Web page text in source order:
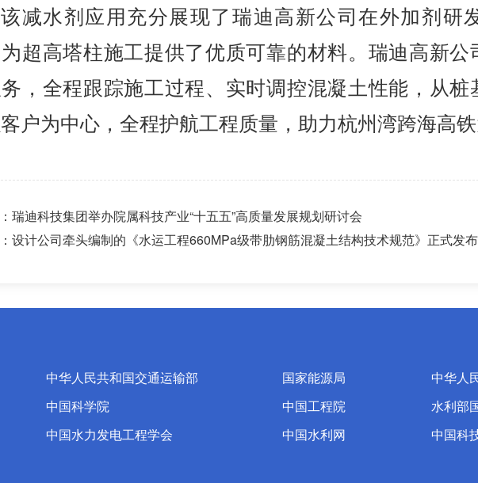
该减水剂应用充分展现了瑞迪高新公司在外加剂研
超高塔柱施工提供了优质可靠的材料。瑞迪高新
，全程跟踪施工过程、实时调控混凝土性能，从
户为中心，全程护航工程质量，助力杭州湾跨海高铁
瑞迪科技集团举办院属科技产业“十五五”高质量发展规划研讨会
设计公司牵头编制的《水运工程660MPa级带肋钢筋混凝土结构技术规范》正式发布
中华人民共和国交通运输部 国家能源局
中华人
中国科学院 中国工程院
水利部
中国水力发电工程学会 中国水利网 中国科